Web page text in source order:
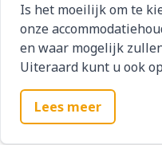
Is het moeilijk om te
onze
en waar mogelijk
Uiteraard kunt u ook
Lees meer